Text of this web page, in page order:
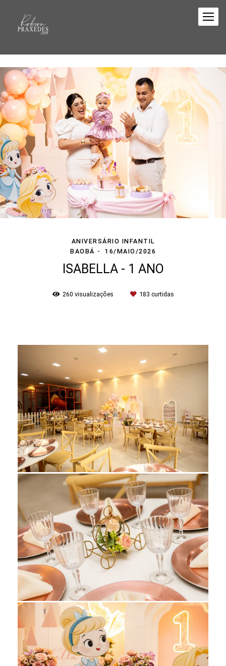
ANIVERSÁRIO INFANTIL
BAOBÁ
16/MAIO/2026
ISABELLA - 1 ANO
260 visualizações 183 curtidas